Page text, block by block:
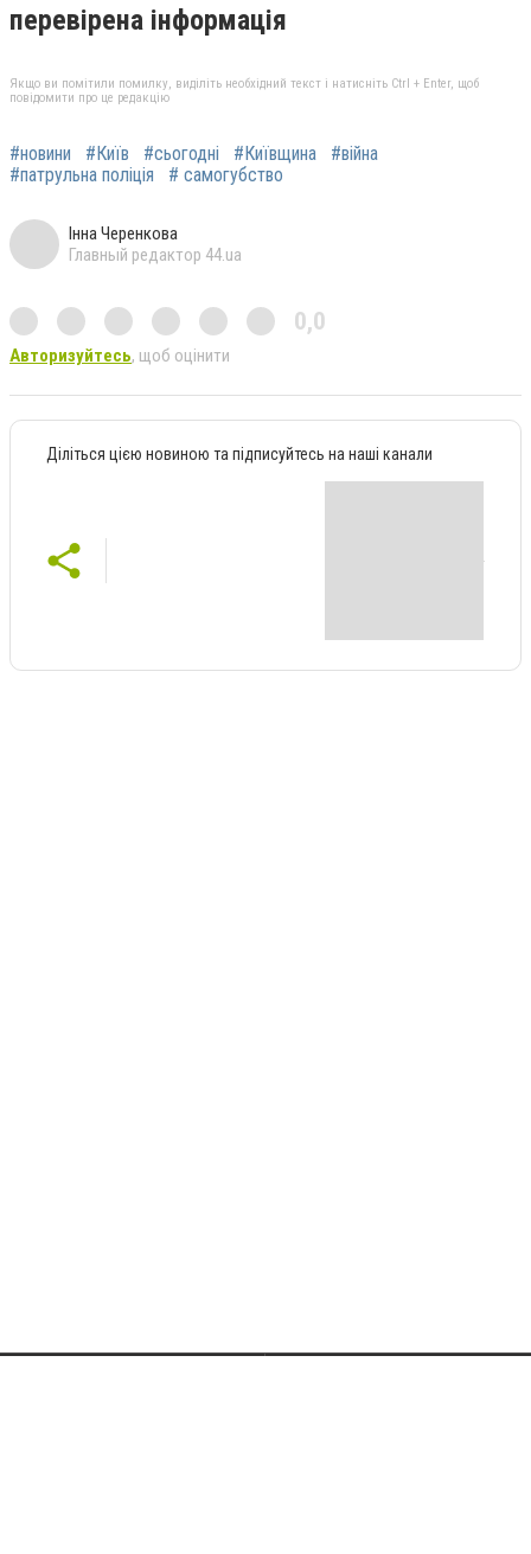
перевірена інформація
Якщо ви помітили помилку, виділіть необхідний текст і натисніть Ctrl + Enter, щоб
повідомити про це редакцію
#новини #Київ #сьогодні #Київщина
#війна
#патрульна поліція
# самогубство
Інна Черенкова
Главный редактор 44.ua
0,0
Авторизуйтесь, щоб оцінити
Діліться цією новиною та підписуйтесь на наші канали